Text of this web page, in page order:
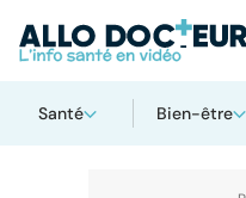
Santé Bien-être